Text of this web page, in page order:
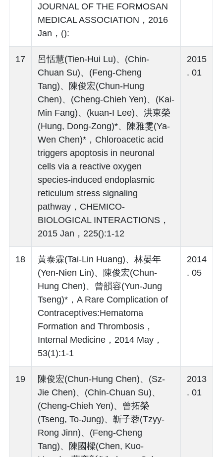
JOURNAL OF THE FORMOSAN
MEDICAL ASSOCIATION，2016
Jan，():
17
呂恬慧(Tien-Hui Lu)、(Chin-
Chuan Su)、(Feng-Cheng
Tang)、陳俊宏(Chun-Hung
Chen)、(Cheng-Chieh Yen)、(Kai-
Min Fang)、(kuan-I Lee)、洪東榮
(Hung, Dong-Zong)*、陳雅雯(Ya-
Wen Chen)*，Chloroacetic acid
triggers apoptosis in neuronal
cells via a reactive oxygen
species-induced endoplasmic
reticulum stress signaling
pathway，CHEMICO-
BIOLOGICAL INTERACTIONS，
2015 Jan，225():1-12
2015
. 01
18
黃泰霖(Tai-Lin Huang)、林晏年
(Yen-Nien Lin)、陳俊宏(Chun-
Hung Chen)、曾韻容(Yun-Jung
Tseng)*，A Rare Complication of
Contraceptives:Hematoma
Formation and Thrombosis，
Internal Medicine，2014 May，
53(1):1-1
2014
. 05
19
陳俊宏(Chun-Hung Chen)、(Sz-
Jie Chen)、(Chin-Chuan Su)、
(Cheng-Chieh Yen)、曾拓榮
(Tseng, To-Jung)、靳子蓉(Tzyy-
Rong Jinn)、(Feng-Cheng
Tang)、陳國樑(Chen, Kuo-
2013
. 01